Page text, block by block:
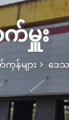
က်မှူး
န်များ>ဒေသ